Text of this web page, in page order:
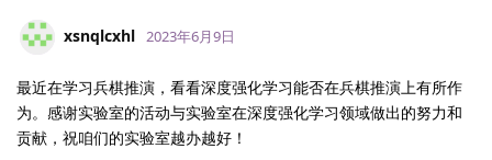
xsnqlcxhl 2023年6月9日
最近在学习兵棋推演，看看深度强化学习能否在兵棋推演上有所作
为。感谢实验室的活动与实验室在深度强化学习领域做出的努力和
贡献，祝咱们的实验室越办越好！